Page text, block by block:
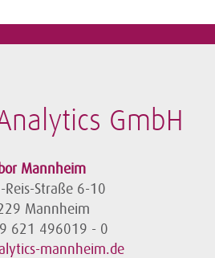
GmbH
Mannheim
Reis-Straße 6-10
Mannheim
621 496019 - 0
mannheim.de